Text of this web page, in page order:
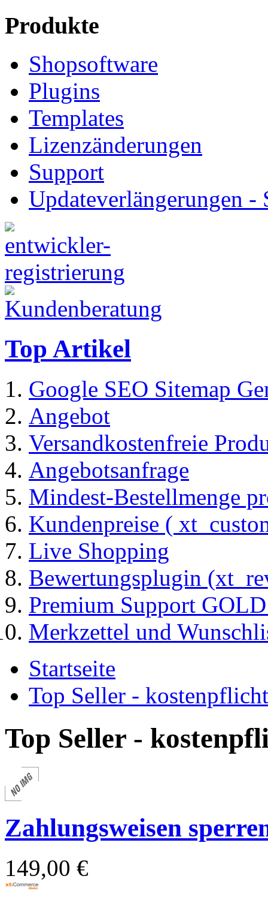
Produkte
Shopsoftware
Plugins
Templates
Lizenzänderungen
Support
Updateverlängerungen -
Top Artikel
Google SEO Sitemap
Angebot
Versandkostenfreie
Angebotsanfrage
Mindest-Bestellmenge
Kundenpreise (
Live Shopping
Bewertungsplugin
Premium Support
Merkzettel und
Startseite
Top Seller -
Top Seller -
Zahlungsweisen
149,00 €